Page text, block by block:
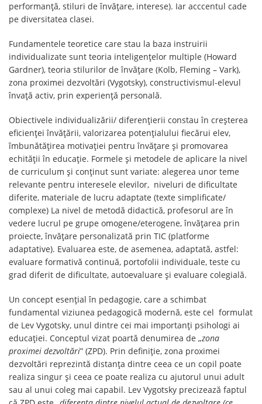
performanță, stiluri de învățare, interese). Iar acccentul cade
pe diversitatea clasei.
Fundamentele teoretice care stau la baza instruirii
individualizate sunt teoria inteligențelor multiple (Howard
Gardner), teoria stilurilor de învățare (Kolb, Fleming – Vark),
zona proximei dezvoltări (Vygotsky), constructivismul-elevul
învață activ, prin experiență personală.
Obiectivele individualizării/ diferențierii constau în creșterea
eficienței învățării, valorizarea potențialului fiecărui elev,
îmbunătățirea motivației pentru învățare și promovarea
echității în educație. Formele și metodele de aplicare la nivel
de curriculum și conținut sunt variate: alegerea unor teme
relevante pentru interesele elevilor, niveluri de dificultate
diferite, materiale de lucru adaptate (texte simplificate/
complexe) La nivel de metodă didactică, profesorul are în
vedere lucrul pe grupe omogene/eterogene, învățarea prin
proiecte, învățare personalizată prin TIC (platforme
adaptative). Evaluarea este, de asemenea, adaptată, astfel:
evaluare formativă continuă, portofolii individuale, teste cu
grad diferit de dificultate, autoevaluare și evaluare colegială.
Un concept esențial în pedagogie, care a schimbat
fundamental viziunea pedagogică modernă, este cel formulat
de Lev Vygotsky, unul dintre cei mai importanți psihologi ai
educației. Conceptul vizat poartă denumirea de „zona
proximei dezvoltări” (ZPD). Prin definiție, zona proximei
dezvoltări reprezintă distanța dintre ceea ce un copil poate
realiza singur și ceea ce poate realiza cu ajutorul unui adult
sau al unui coleg mai capabil. Lev Vygotsky precizează faptul